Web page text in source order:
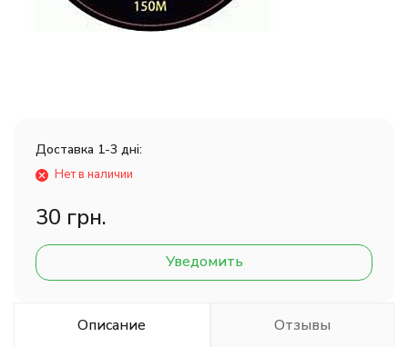
Доставка 1-3 дні:
Нет в наличии
30 грн.
Уведомить
Описание Отзывы